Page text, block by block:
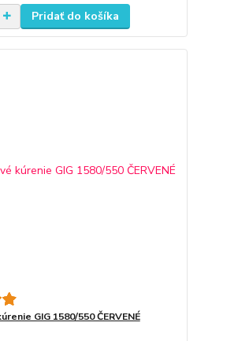
Pridať do košíka
GIG 1580/550 ČERVENÉ